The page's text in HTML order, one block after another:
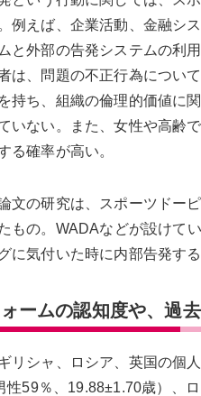
例えば、企業活動、金融シ
と外部の告発システムの利
は、問題の不正行為につい
持ち、組織の倫理的価値に
いない。また、女性や高齢
る確率が高い。
文の研究は、スポーツドー
もの。WADAなどが設けて
に気付いた時に内部告発す
ームの認知度や、過
リシャ、ロシア、英国の個
性59％、19.88±1.70歳）、